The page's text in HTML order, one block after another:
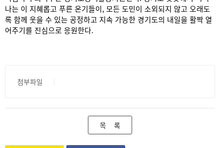
나는 이 지혜롭고 푸른 온기들이, 모든 도민이 소외되지 않고 오래도
록 함께 웃을 수 있는 공정하고 지속 가능한 경기도의 내일을 활짝 열
어주기를 진심으로 응원한다.
첨부파일
목 록